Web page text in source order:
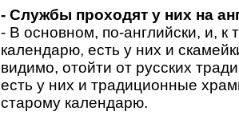
- Службы проходят у них на
- В основном, по-английски, и, к
календарю, есть у них и
видимо, отойти от русских
есть у них и традиционные
старому календарю.